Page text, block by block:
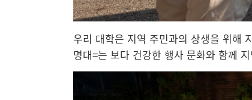
우리 대학은 지역 주민과의 상생을 위해
명대=는 보다 건강한 행사 문화와 함께